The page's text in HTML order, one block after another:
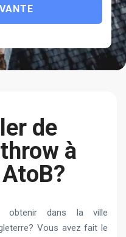
de
à
dans la ville
Vous avez fait le